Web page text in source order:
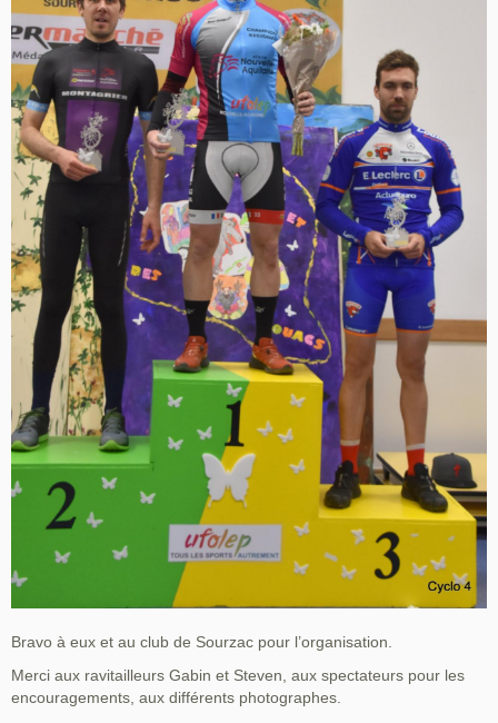
Bravo à eux et au club de Sourzac pour l’organisation.
Merci aux ravitailleurs Gabin et Steven, aux spectateurs pour les
encouragements, aux différents photographes.